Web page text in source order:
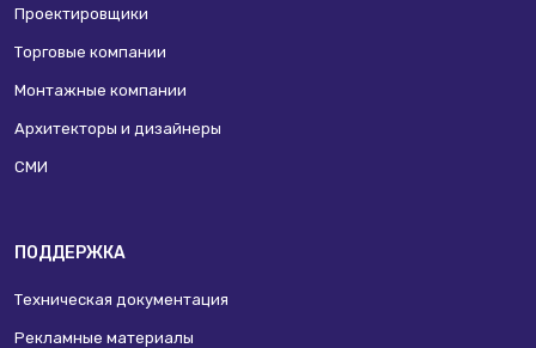
Проектировщики
Торговые компании
Монтажные компании
Архитекторы и дизайнеры
СМИ
ПОДДЕРЖКА
Техническая документация
Рекламные материалы